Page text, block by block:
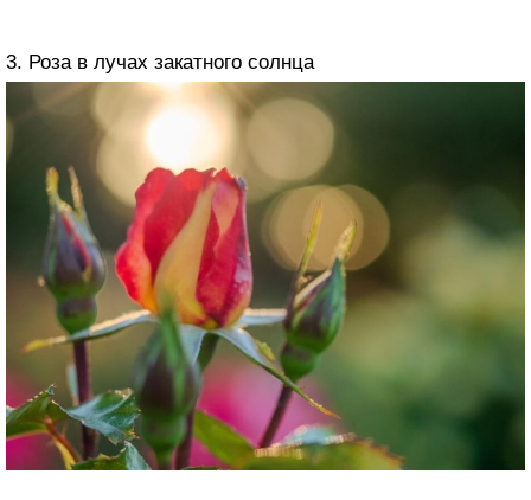
3. Роза в лучах закатного солнца